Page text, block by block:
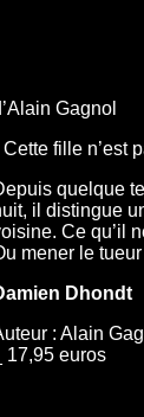
Gagnol
Cette fille n’est
quelque
il distingue
Ce qu’il
mener le
Dhondt
: Alain
_ 17,95 euros